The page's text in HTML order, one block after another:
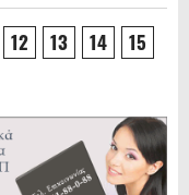
12 13 14
15